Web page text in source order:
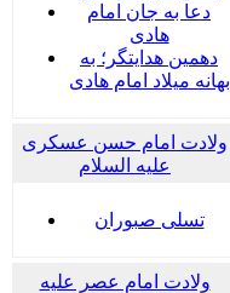
دعا به جان امام
هادی
دهمین هدایتگر؛ به
بهانه میلاد امام هادی
ولادت امام حسن عسکری
علیه السلام
تسلی صبوران
ولادت امام عصر علیه